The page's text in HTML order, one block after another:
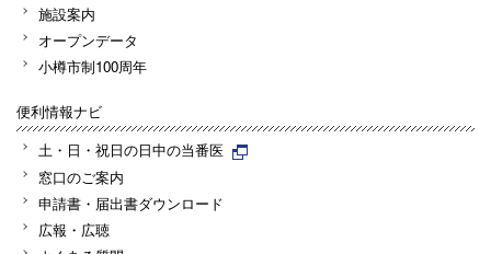
施設案内
オープンデータ
小樽市制100周年
便利情報ナビ
土・日・祝日の日中の当番医
窓口のご案内
申請書・届出書ダウンロード
広報・広聴